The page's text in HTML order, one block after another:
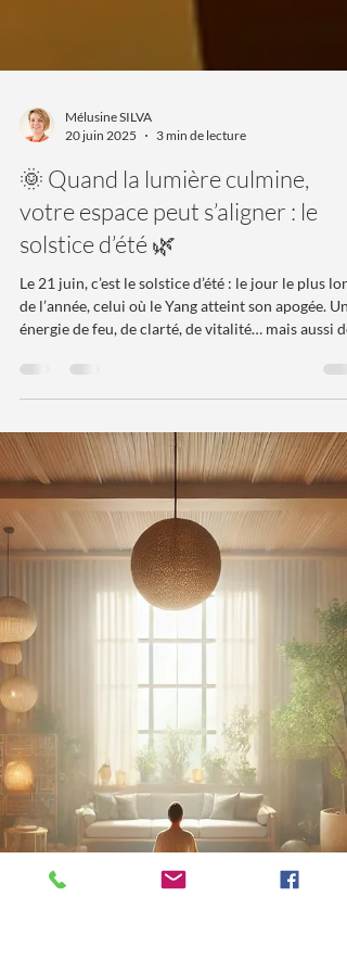
Mélusine SILVA
20 juin 2025
3 min de lecture
votre espace peut s’aligner : le
solstice d’été 🌿
Le 21 juin, c’est le solstice d’été : le jour le plus
transformation intérieure. Dans la sagesse du Feng
Shui, cette phase solaire intense marque un
tournant : la lumière est à son sommet, mais c’est
aussi le moment où elle commence, doucement, à
redescendre. C’est donc le moment parfait pour
réajuster, épurer, réaligner.